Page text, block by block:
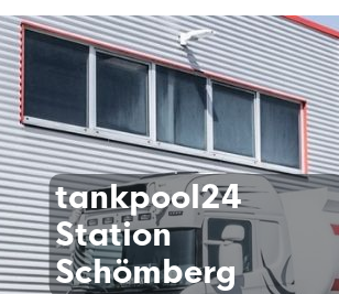
tankpool24
Station
Schömberg